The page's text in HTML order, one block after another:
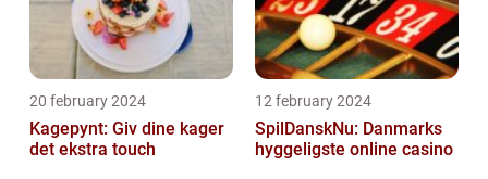
20 february 2024
Kagepynt: Giv dine kager
det ekstra touch
12 february 2024
SpilDanskNu: Danmarks
hyggeligste online casino